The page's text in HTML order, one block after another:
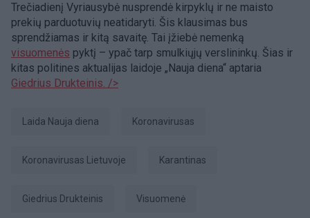
Trečiadienį Vyriausybė nusprendė kirpyklų ir ne maisto
prekių parduotuvių neatidaryti. Šis klausimas bus
sprendžiamas ir kitą savaitę. Tai įžiebė nemenką
visuomenės pyktį – ypač tarp smulkiųjų verslininkų. Šias ir
kitas politines aktualijas laidoje „Nauja diena“ aptaria
Giedrius Drukteinis. />
laida Nauja diena koronavirusas
Koronavirusas Lietuvoje karantinas
Giedrius Drukteinis visuomenė